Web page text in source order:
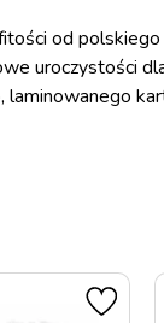
od
uroczystości
laminowanego